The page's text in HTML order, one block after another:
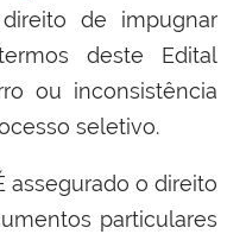
de impugnar
deste Edital
ou inconsistência
seletivo.
assegurado o direito
particulares